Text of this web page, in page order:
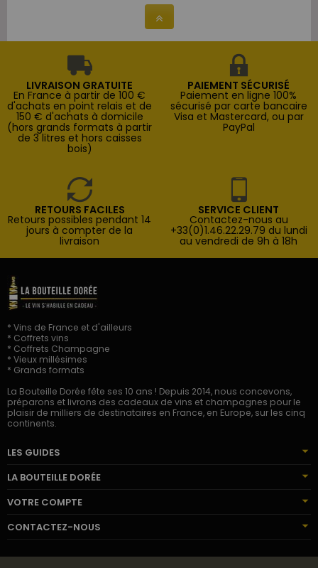
LIVRAISON GRATUITE
En France à partir de 100 €
d'achats en point relais et de
150 € d'achats à domicile
(hors grands formats à partir
de 3 litres et hors caisses
bois)
PAIEMENT SÉCURISÉ
Paiement en ligne 100%
sécurisé par carte bancaire
Visa et Mastercard, ou par
PayPal
RETOURS FACILES
Retours possibles pendant 14
jours à compter de la
livraison
SERVICE CLIENT
Contactez-nous au
+33(0)1.46.22.29.79 du lundi
au vendredi de 9h à 18h
* Vins de France et d'ailleurs
* Coffrets vins
* Coffrets Champagne
* Vieux millésimes
* Grands formats
La Bouteille Dorée fête ses 10 ans ! Depuis 2014, nous concevons,
préparons et livrons des cadeaux de vins et champagnes pour le
plaisir de milliers de destinataires en France, en Europe, sur les cinq
continents.
LES GUIDES
LA BOUTEILLE DORÉE
VOTRE COMPTE
CONTACTEZ-NOUS